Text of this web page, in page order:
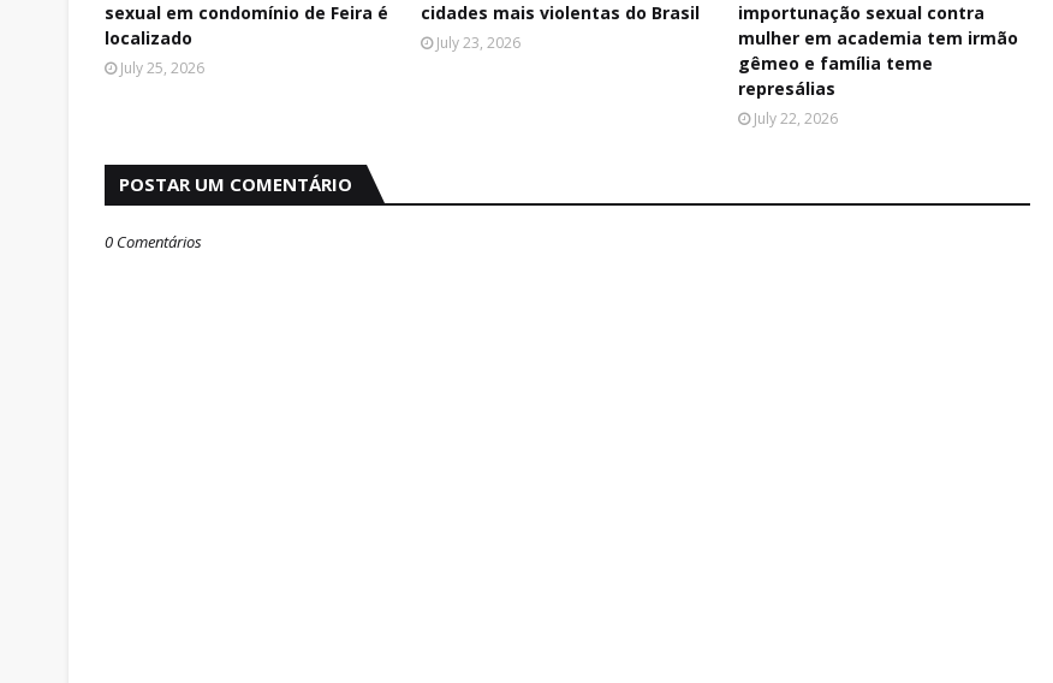
sexual em condomínio de Feira é
localizado
July 25, 2026
cidades mais violentas do Brasil
July 23, 2026
importunação sexual contra
mulher em academia tem irmão
gêmeo e família teme
represálias
July 22, 2026
POSTAR UM COMENTÁRIO
0 Comentários